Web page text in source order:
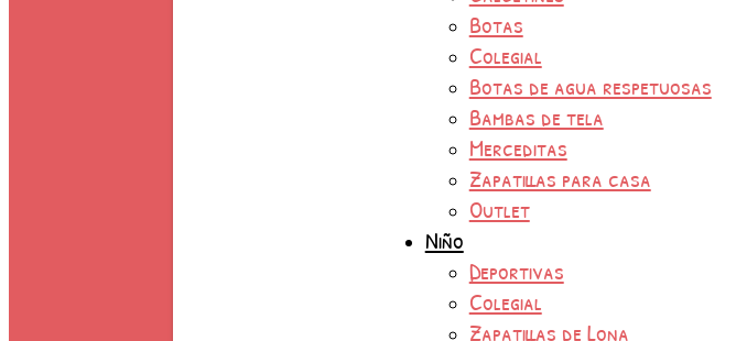
Botas
Colegial
Botas de agua respetuosas
Bambas de tela
Merceditas
Zapatillas para casa
Outlet
Niño
Deportivas
Colegial
Zapatillas de Lona